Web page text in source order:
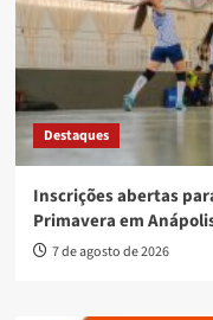
Destaques
Inscrições abertas
Primavera em
7 de agosto de 2026